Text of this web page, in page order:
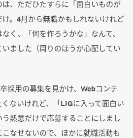
、ただひたすらに「面白いものが
。4月から無職かもしれないけれど
く、「何を作ろうかな」なんて、
ました（周りのほうが心配してい
採用の募集を見かけ、Webコンテ
ないけれど、「LIGに入って面白い
熱意だけで応募することにしまし
なせないので、ほかに就職活動も